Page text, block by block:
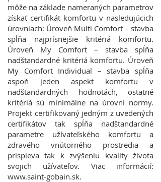
môže na základe nameraných parametrov
získať certifikát komfortu v nasledujúcich
úrovniach: Úroveň Multi Comfort – stavba
spĺňa najprísnejšie kritériá komfortu.
Úroveň My Comfort – stavba spĺňa
nadštandardné kritériá komfortu. Úroveň
My Comfort Individual – stavba spĺňa
aspoň jeden aspekt komfortu v
nadštandardných hodnotách, ostatné
kritériá sú minimálne na úrovni normy.
Projekt certifikovaný jedným z uvedených
certifikátov tak spĺňa nadštandardné
parametre užívateľského komfortu a
zdravého vnútorného prostredia a
prispieva tak k zvýšeniu kvality života
svojich užívateľov. Viac informácií:
www.saint-gobain.sk.